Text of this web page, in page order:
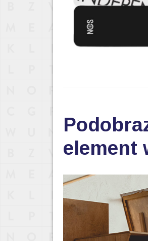
element